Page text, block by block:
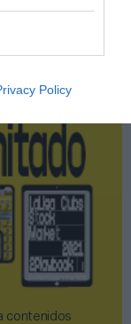
Policy
contenidos